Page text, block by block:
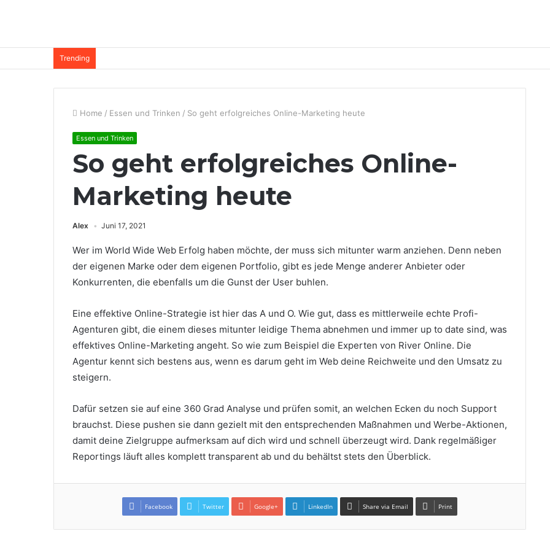
Trending
Home / Essen und Trinken / So geht erfolgreiches Online-Marketing heute
Essen und Trinken
So geht erfolgreiches Online-
Marketing heute
Alex Juni 17, 2021
Wer im World Wide Web Erfolg haben möchte, der muss sich mitunter warm anziehen. Denn neben
der eigenen Marke oder dem eigenen Portfolio, gibt es jede Menge anderer Anbieter oder
Konkurrenten, die ebenfalls um die Gunst der User buhlen.
Eine effektive Online-Strategie ist hier das A und O. Wie gut, dass es mittlerweile echte Profi-
Agenturen gibt, die einem dieses mitunter leidige Thema abnehmen und immer up to date sind, was
effektives Online-Marketing angeht. So wie zum Beispiel die Experten von River Online. Die
Agentur kennt sich bestens aus, wenn es darum geht im Web deine Reichweite und den Umsatz zu
steigern.
Dafür setzen sie auf eine 360 Grad Analyse und prüfen somit, an welchen Ecken du noch Support
brauchst. Diese pushen sie dann gezielt mit den entsprechenden Maßnahmen und Werbe-Aktionen,
damit deine Zielgruppe aufmerksam auf dich wird und schnell überzeugt wird. Dank regelmäßiger
Reportings läuft alles komplett transparent ab und du behältst stets den Überblick.
Facebook Twitter Google+ LinkedIn Share via Email Print